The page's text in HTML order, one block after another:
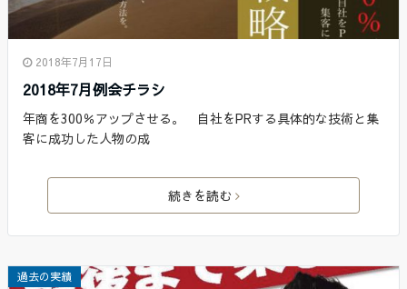
2018年7月17日
2018年7月例会チラシ
年商を300％アップさせる。 自社をPRする具体的な技術と集
客に成功した人物の成
続きを読む
過去の実績